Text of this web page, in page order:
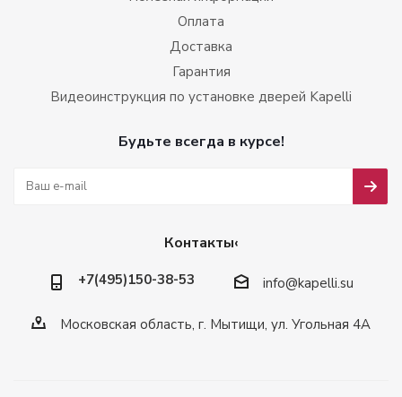
Оплата
Доставка
Гарантия
Видеоинструкция по установке дверей Kapelli
Будьте всегда в курсе!
Контакты‹
+7(495)150-38-53 info@kapelli.su
Московская область, г. Мытищи, ул. Угольная 4А